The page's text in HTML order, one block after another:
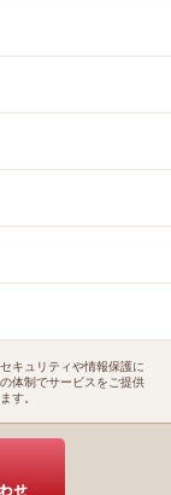
キュリティや情報保護に
体制でサービスをご提供
す。
婚相談ビジネス開業支援